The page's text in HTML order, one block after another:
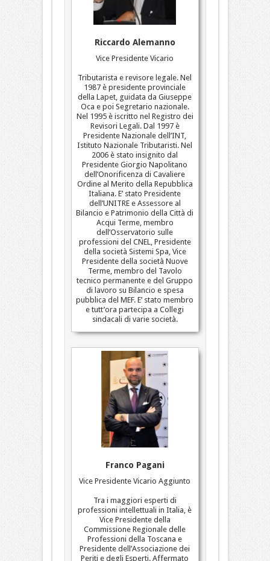
Riccardo Alemanno
Vice Presidente Vicario
Tributarista e revisore legale. Nel
1987 è presidente provinciale
della Lapet, guidata da Giuseppe
Oca e poi Segretario nazionale.
Nel 1995 è iscritto nel Registro dei
Revisori Legali. Dal 1997 è
Presidente Nazionale dell’INT,
Istituto Nazionale Tributaristi. Nel
2006 è stato insignito dal
Presidente Giorgio Napolitano
dell’Onorificenza di Cavaliere
Ordine al Merito della Repubblica
Italiana. E’ stato Presidente
dell’UNITRE e Assessore al
Bilancio e Patrimonio della Città di
Acqui Terme, membro
dell’Osservatorio sulle
professioni del CNEL, Presidente
della società Sistemi Spa, Vice
Presidente della società Nuove
Terme, membro del Tavolo
tecnico permanente e del Gruppo
di lavoro su Bilancio e spesa
pubblica del MEF. E’ stato membro
e tutt’ora partecipa a Collegi
sindacali di varie società.
Franco Pagani
Vice Presidente Vicario Aggiunto
Tra i maggiori esperti di
professioni intellettuali in Italia, è
Vice Presidente della
Commissione Regionale delle
Professioni della Toscana e
Presidente dell’Associazione dei
Periti e degli Esperti. Affermato